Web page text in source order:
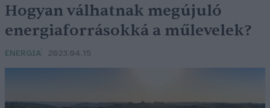
Hogyan válhatnak megújuló
energiaforrásokká a műlevelek?
ENERGIA 2023.04.15